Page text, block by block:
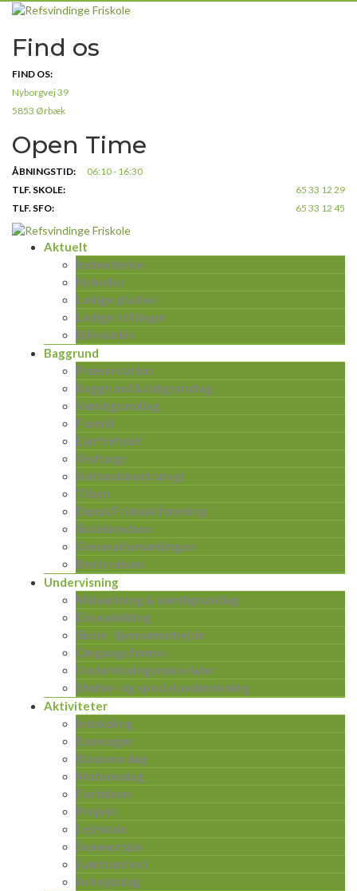
Skip
content
Find os
FIND OS:
Nyborgvej 39
5853 Ørbæk
Open Time
ÅBNINGSTID:
06:10 - 16:30
TLF. SKOLE:
65 33 12 29
TLF. SFO:
65 33 12 45
Aktuelt
Indmeldelse
Nyheder
Ledige pladser
Ledige stillinger
Billedarkiv
Baggrund
Præsentation
Baggrund & Idégrundlag
Værdigrundlag
Formål
Ejerforhold
Vedtægt
Antimobbestrategi
Tilsyn
Dansk Friskoleforening
Skolekredsen
Generalforsamlingen
Bestyrelsen
Undervisning
Målsætning & værdigrundlag
Elevudvikling
Skole- hjemsamarbejde
Omgangsformer
Undervisningsmaterialer
Støtte- og specialundervisning
Aktiviteter
Indskoling
Emneuger
Klassens dag
Motionsdag
Fastelavn
Projekt
Lejrskole
Sommersjov
Juletræsfest
Arbejdsdag